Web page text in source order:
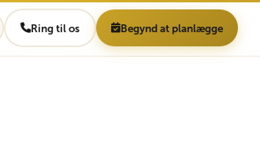
Ring til os Begynd at planlægge